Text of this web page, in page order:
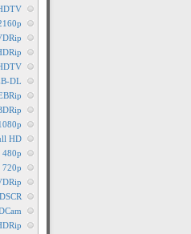
DL
HD
480p
720p